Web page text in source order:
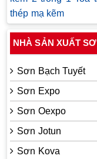
thép mạ kẽm
NHÀ SẢN XUẤT
Sơn Bạch Tuyết
Sơn Expo
Sơn Oexpo
Sơn Jotun
Sơn Kova